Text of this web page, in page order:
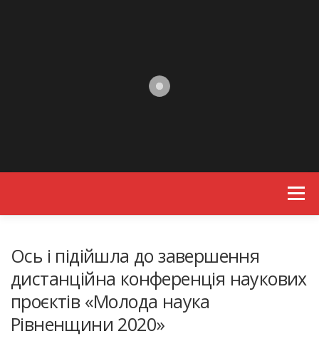
Menu
Ось і підійшла до завершення
дистанційна конференція наукових
проєктів «Молода наука
Рівненщини 2020»